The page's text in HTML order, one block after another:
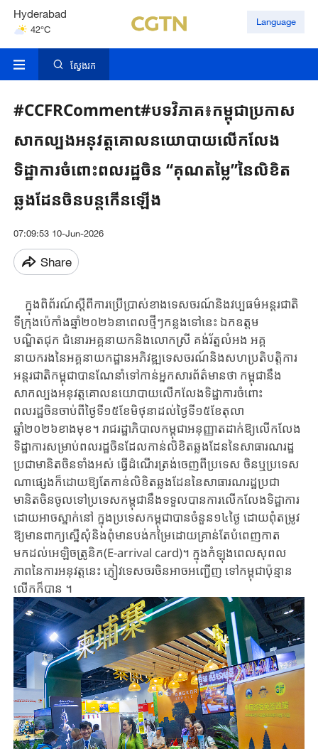
Hyderabad
42°C
Mumbai
Language
ស្វែងរក
#CCFRComment#បទវិភាគ៖កម្ពុជាប្រកាស
សាកល្បងអនុវត្តគោលនយោបាយលើកលែង
ទិដ្ឋាការចំពោះពលរដ្ឋចិន “គុណតម្លៃ”នៃលិខិត
ឆ្លងដែនចិនបន្តកើនឡើង
07:09:53 10-Jun-2026
Share
ក្នុងពិព័រណ៍ស្តីពីការប្រើប្រាស់ខាងទេសចរណ៍និង​វប្បធម៌អន្តរជាតិ
ទីក្រុងប៉េកាំង​ឆ្នាំ​២០២៦នាពេលថ្មីៗកន្លងទៅនេះ ឯកឧត្តម
បណ្ឌិតជុក ជំនោរ​អគ្គនាយកនិង​លោកស្រី គង់​រ័ត្ន​លំអង ​​អគ្គ
នាយករង​នៃ​អគ្គនាយកដ្ឋាន​​អភិវឌ្ឍទេសចរណ៍​និង​សហប្រតិបត្តិការ​​
អន្តរជាតិ​កម្ពុជាបានណែនាំទៅកាន់អ្នកសារព័ត៌មានថា កម្ពុជានឹង
សាកល្បង​អនុវត្ត​គោល​នយោបាយលើកលែងទិដ្ឋាការចំពោះ
ពលរដ្ឋចិនចាប់ពីថ្ងៃទី១៥ខែមិថុនាដល់ថ្ងៃទី១៥ខែតុលា​
ឆ្នាំ២០២៦ខាងមុខ។ រាជរដ្ឋាភិបាល​កម្ពុជា​អនុញ្ញាត​ដាក់​ឱ្យ​លើក​លែង​
ទិដ្ឋាការ​សម្រាប់​ពលរដ្ឋចិនដែលកាន់លិខិតឆ្លងដែននៃសាធារណរដ្ឋ
ប្រជាមានិតចិនទាំងអស់ ធ្វើដំណើរ​ត្រង់​ចេញពីប្រទេស ចិន​ឬប្រទេស​
ណា​ផ្សេង​ក៏​ដោយ​ឱ្យ​តែ​កាន់​លិខិត​ឆ្លង​ដែន​នៃ​សាធារណរដ្ឋប្រជា
មានិតចិន​ចូលទៅប្រទេសកម្ពុជានឹងទទួលបានការលើកលែងទិដ្ឋាការ
ដោយអាចស្នាក់នៅ ក្នុង​ប្រទេសកម្ពុជាបានចំនួន១៤ថ្ងៃ ដោយ​ពុំ​តម្រូវ​
ឱ្យ​មាន​ពាក្យ​ស្នើសុំនិងពុំមាន​បង់កម្រៃដោយគ្រាន់តែបំពេញកាត
មកដល់អេឡិចត្រូនិក(E-arrival card)។ ក្នុងកំឡុងពេលសុពល
ភាព​នៃការអនុវត្តនេះ​ ភ្ញៀវទេសចរចិនអាចអញ្ជើញ ទៅកម្ពុជាប៉ុន្មាន
លើកក៏បាន ។